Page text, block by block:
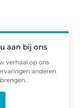
aan bij ons
verhaal op ons
anderen